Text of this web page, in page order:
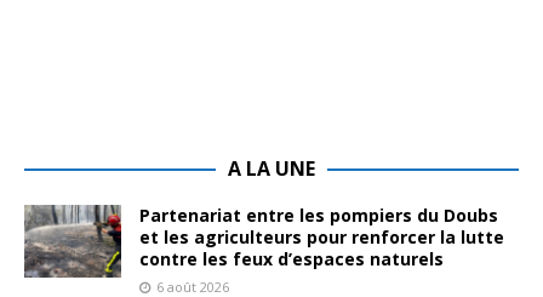
A LA UNE
Partenariat entre les pompiers du Doubs
et les agriculteurs pour renforcer la lutte
contre les feux d’espaces naturels
6 août 2026